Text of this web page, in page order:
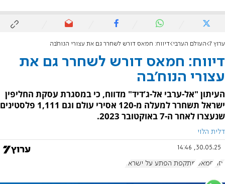
ערוץ 7 העולם הערבי דיווח: חמאס דורש לשחרר גם את עצורי הנוח’בה
דיווח: חמאס דורש לשחרר גם את
עצורי הנוח’בה
העיתון "אל-ערבי אל-ג’דיד" מדווח, כי במסגרת עסקת החליפין
ישראל תשחרר למעלה מ-120 אסירי עולם וגם 1,111 פלסטינים
שנעצרו לאחר ה-7 באוקטובר 2023.
דלית הלוי
30.05.25, 14:46
עזה חמאס מתקפת הפתע על ישראל